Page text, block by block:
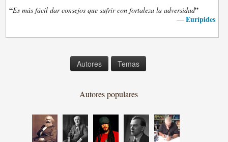
“Es más fácil dar consejos que sufrir con fortaleza la adversidad”
— Eurípides
Autores Temas
Autores populares